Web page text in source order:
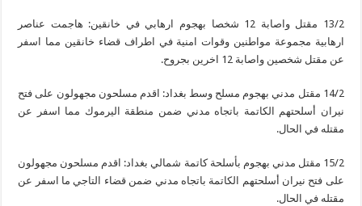
13/2 مقتل واصابة 12 شخصا بهجوم ارهابي في خانقين: هاجمت عناصر
ارهابية مجموعة مواطنين وقوات امنية في اطراف قضاء خانقين مما اسفر
عن مقتل شخصين واصابة 12 اخرين بجروح.
14/2 مقتل مدني بهجوم مسلح وسط بغداد: اقدم مسلحون مجهولون على فتح
نيران أسلحتهم الكاتمة باتجاه مدني ضمن منطقة اليرموك مما اسفر عن
مقتله في الحال.
15/2 مقتل مدني بهجوم بأسلحة كاتمة شمالي بغداد: اقدم مسلحون مجهولون
على فتح نيران أسلحتهم الكاتمة باتجاه مدني ضمن قضاء التاجي ما اسفر عن
مقتله في الحال.